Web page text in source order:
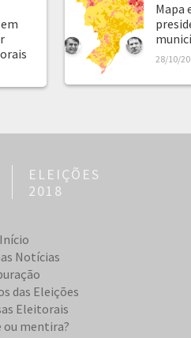
Mapa
28/10/
ELEIÇÕES
2018
Início
Notícias
das Eleições
Eleitorais
ou mentira?